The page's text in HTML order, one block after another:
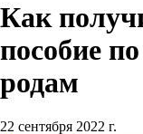
Как
пособие
родам
22 сентября 2022 г.